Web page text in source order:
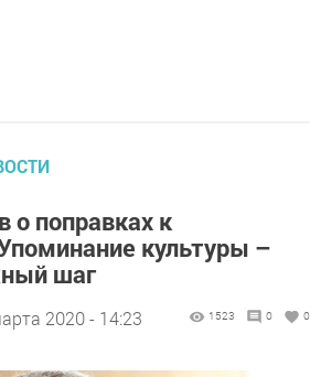
о поправках к
культуры –
шаг
2020 - 14:23 1523 0 0